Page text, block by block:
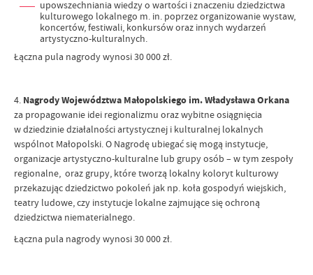
upowszechniania wiedzy o wartości i znaczeniu dziedzictwa
kulturowego lokalnego m. in. poprzez organizowanie wystaw,
koncertów, festiwali, konkursów oraz innych wydarzeń
artystyczno-kulturalnych.
Łączna pula nagrody wynosi 30 000 zł.
4. Nagrody Województwa Małopolskiego im. Władysława Orkana
za propagowanie idei regionalizmu oraz wybitne osiągnięcia
w dziedzinie działalności artystycznej i kulturalnej lokalnych
wspólnot Małopolski. O Nagrodę ubiegać się mogą instytucje,
organizacje artystyczno-kulturalne lub grupy osób – w tym zespoły
regionalne, oraz grupy, które tworzą lokalny koloryt kulturowy
przekazując dziedzictwo pokoleń jak np. koła gospodyń wiejskich,
teatry ludowe, czy instytucje lokalne zajmujące się ochroną
dziedzictwa niematerialnego.
Łączna pula nagrody wynosi 30 000 zł.